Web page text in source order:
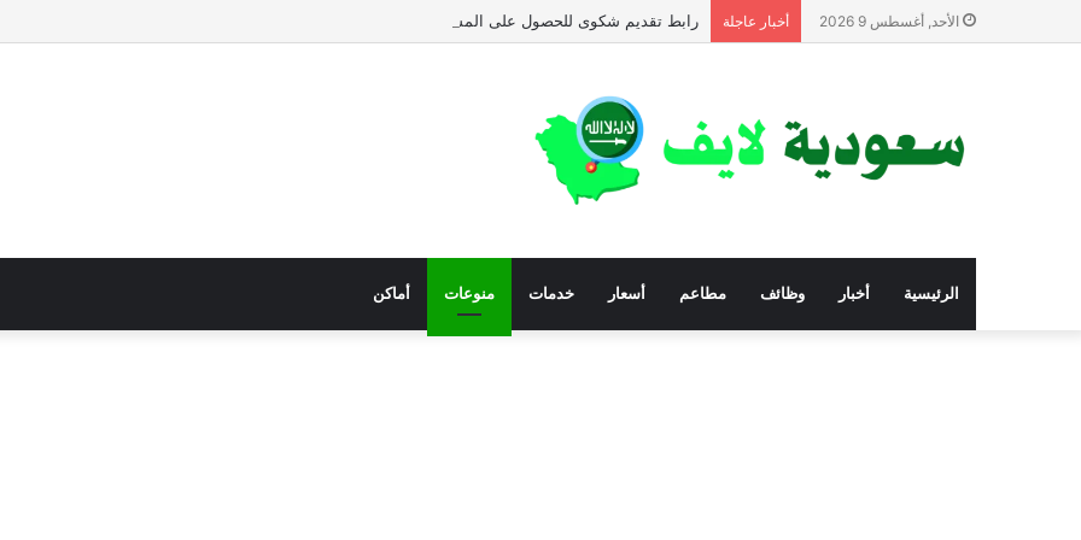
الأحد, أغسطس 9 2026 أخبار عاجلة رابط تقديم شكوى للحصول على المساعدات الإنسانية العاجلة المجلس النرويجي للاجئين
الرئيسية أخبار وظائف مطاعم أسعار خدمات منوعات أماكن